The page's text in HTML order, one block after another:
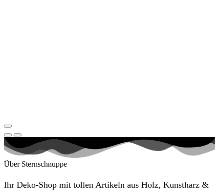
Über Sternschnuppe
Ihr Deko-Shop mit tollen Artikeln aus Holz, Kunstharz &